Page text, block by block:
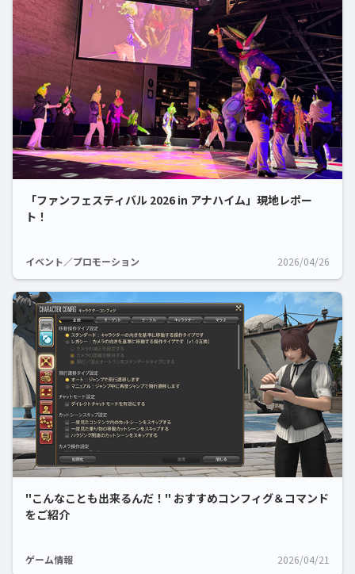
「ファンフェスティバル 2026 in アナハイム」現地レポー
ト！
イベント／プロモーション 2026/04/26
"こんなことも出来るんだ！" おすすめコンフィグ＆コマンド
をご紹介
ゲーム情報 2026/04/21